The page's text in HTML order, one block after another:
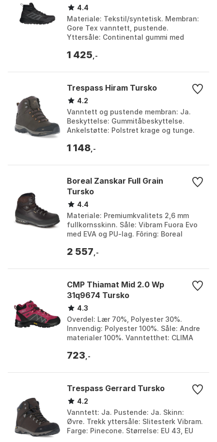
4.4
Materiale: Tekstil/syntetisk. Membran:
Gore Tex vanntett, pustende.
Yttersåle: Continental gummi med
Lett EVA med adiPRENE+...
1 425 ,-
Trespass Hiram Tursko
4.2
Vanntett og pustende membran: Ja.
Beskyttelse: Gummitåbeskyttelse.
Ankelstøtte: Polstret krage og tunge.
gummi. Farge: Ear...
1 148 ,-
Boreal Zanskar Full Grain
Tursko
4.4
Materiale: Premiumkvalitets 2,6 mm
fullkornsskinn. Såle: Vibram Fuora Evo
med EVA og PU-lag. Fôring: Boreal
1440 grs./par ...
2 557 ,-
CMP Thiamat Mid 2.0 Wp
31q9674 Tursko
4.3
Overdel: Lær 70%, Polyester 30%.
Innvendig: Polyester 100%. Såle: Andre
materialer 100%. Vanntetthet: CLIMA
Størrelse: EU 33, EU...
723 ,-
Trespass Gerrard Tursko
4.2
Vanntett: Ja. Pustende: Ja. Skinn:
Øvre. Trekk yttersåle: Slitesterk Vibram.
Farge: Pinecone. Størrelse: EU 43, EU